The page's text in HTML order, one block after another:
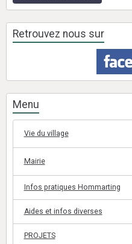
Retrouvez nous sur
Menu
Vie du village
Mairie
Infos pratiques Hommarting
Aides et infos diverses
PROJETS